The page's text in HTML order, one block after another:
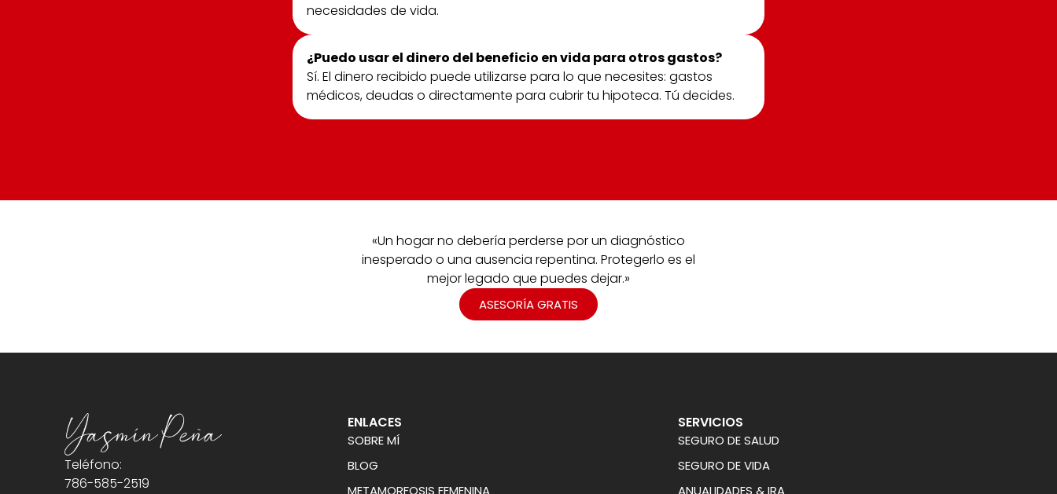
necesidades de vida.
¿Puedo usar el dinero del beneficio en vida para otros gastos?
Sí. El dinero recibido puede utilizarse para lo que necesites: gastos
médicos, deudas o directamente para cubrir tu hipoteca. Tú decides.
«Un hogar no debería perderse por un diagnóstico
inesperado o una ausencia repentina. Protegerlo es el
mejor legado que puedes dejar.»
ASESORÍA GRATIS
Teléfono:
786-585-2519
ENLACES
SOBRE MÍ
BLOG
METAMORFOSIS FEMENINA
SERVICIOS
SEGURO DE SALUD
SEGURO DE VIDA
ANUALIDADES & IRA